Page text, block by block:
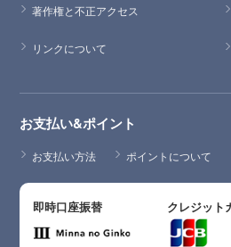
著作権と不正アクセス
リンクについて
お支払い&ポイント
お支払い方法 ポイントについて
即時口座振替 クレジット